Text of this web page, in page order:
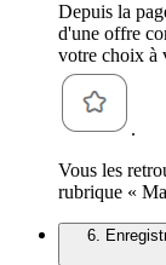
Depuis la
d'une offre
votre choix à
.
Vous les
rubrique «
6.